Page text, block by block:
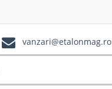
vanzari@etalonmag.ro